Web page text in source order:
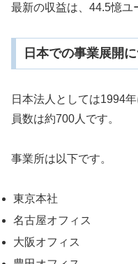
最新の収益は、44.5憶ユ
日本での事業展開
日本法人としては1994
員数は約700人です。
事業所は以下です。
東京本社
名古屋オフィス
大阪オフィス